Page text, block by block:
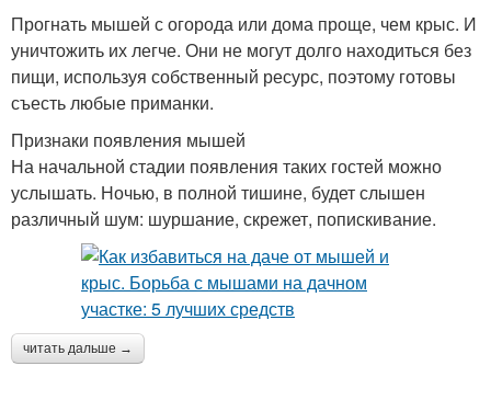
Прогнать мышей с огорода или дома проще, чем крыс. И
уничтожить их легче. Они не могут долго находиться без
пищи, используя собственный ресурс, поэтому готовы
съесть любые приманки.
Признаки появления мышей
На начальной стадии появления таких гостей можно
услышать. Ночью, в полной тишине, будет слышен
различный шум: шуршание, скрежет, попискивание.
читать дальше →